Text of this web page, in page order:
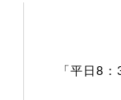
「平日8